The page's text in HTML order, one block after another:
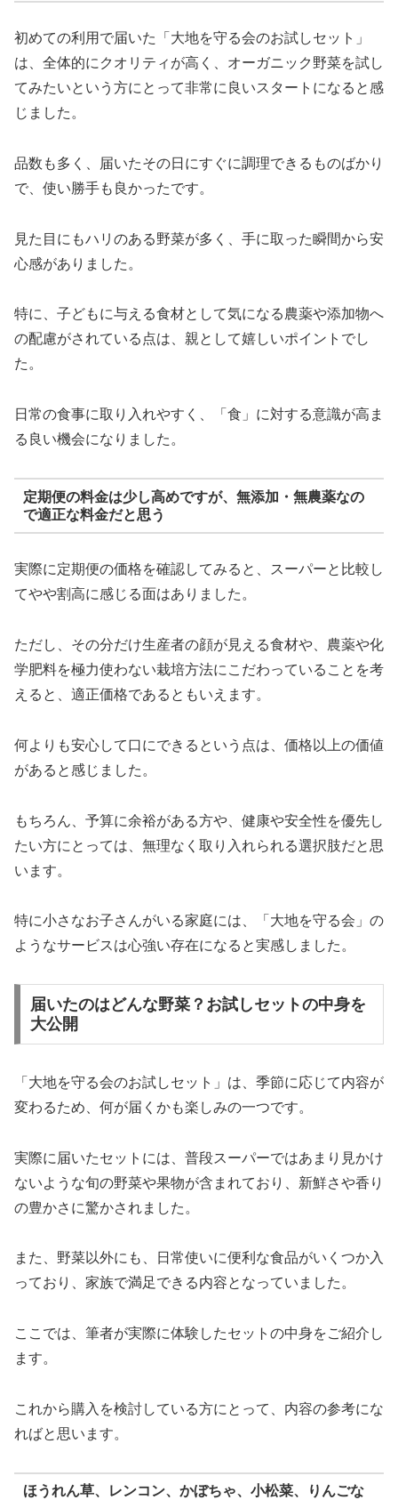
初めての利用で届いた「大地を守る会のお試しセット」
は、全体的にクオリティが高く、オーガニック野菜を試し
てみたいという方にとって非常に良いスタートになると感
じました。
品数も多く、届いたその日にすぐに調理できるものばかり
で、使い勝手も良かったです。
見た目にもハリのある野菜が多く、手に取った瞬間から安
心感がありました。
特に、子どもに与える食材として気になる農薬や添加物へ
の配慮がされている点は、親として嬉しいポイントでし
た。
日常の食事に取り入れやすく、「食」に対する意識が高ま
る良い機会になりました。
定期便の料金は少し高めですが、無添加・無農薬なの
で適正な料金だと思う
実際に定期便の価格を確認してみると、スーパーと比較し
てやや割高に感じる面はありました。
ただし、その分だけ生産者の顔が見える食材や、農薬や化
学肥料を極力使わない栽培方法にこだわっていることを考
えると、適正価格であるともいえます。
何よりも安心して口にできるという点は、価格以上の価値
があると感じました。
もちろん、予算に余裕がある方や、健康や安全性を優先し
たい方にとっては、無理なく取り入れられる選択肢だと思
います。
特に小さなお子さんがいる家庭には、「大地を守る会」の
ようなサービスは心強い存在になると実感しました。
届いたのはどんな野菜？お試しセットの中身を
大公開
「大地を守る会のお試しセット」は、季節に応じて内容が
変わるため、何が届くかも楽しみの一つです。
実際に届いたセットには、普段スーパーではあまり見かけ
ないような旬の野菜や果物が含まれており、新鮮さや香り
の豊かさに驚かされました。
また、野菜以外にも、日常使いに便利な食品がいくつか入
っており、家族で満足できる内容となっていました。
ここでは、筆者が実際に体験したセットの中身をご紹介し
ます。
これから購入を検討している方にとって、内容の参考にな
ればと思います。
ほうれん草、レンコン、かぼちゃ、小松菜、りんごな